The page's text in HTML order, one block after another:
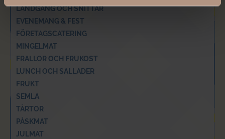
LANDGÅNG OCH SNITTAR
EVENEMANG & FEST
FÖRETAGSCATERING
MINGELMAT
FRALLOR OCH FRUKOST
LUNCH OCH SALLADER
FRUKT
SEMLA
TÅRTOR
PÅSKMAT
JULMAT